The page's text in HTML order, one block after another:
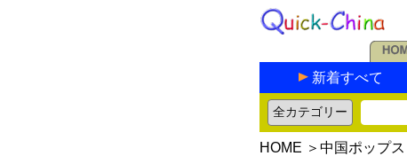
新着すべて
HOME ＞ 中国ポップス